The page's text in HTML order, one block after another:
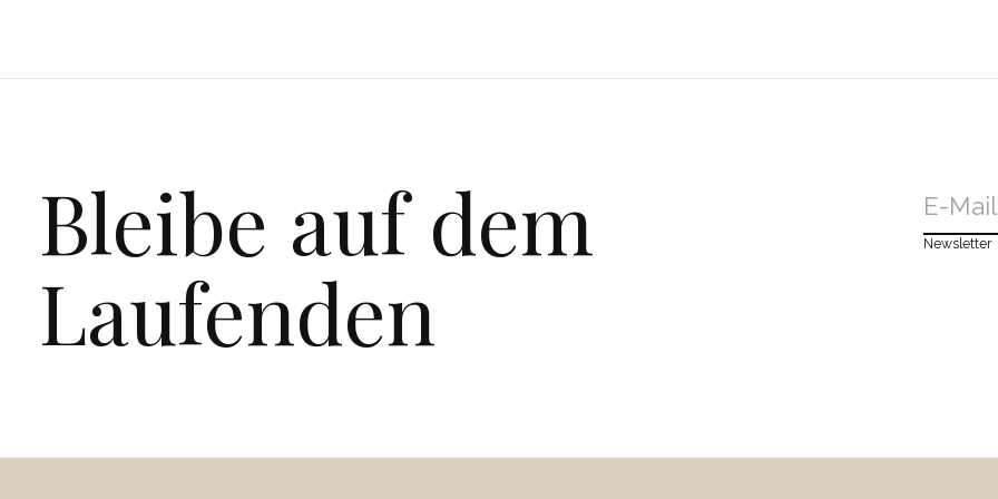
Bleibe auf dem
Laufenden
Newsletter